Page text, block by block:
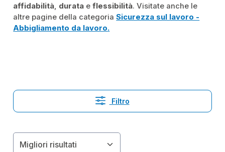
affidabilità, durata eflessibilità. Visitate anche le
altre pagine della categoriaSicurezza sul lavoro -
Abbigliamento da lavoro.
Filtro